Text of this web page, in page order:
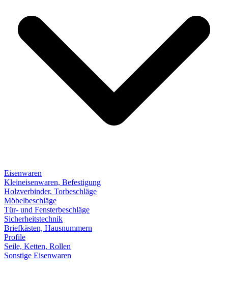
Eisenwaren
Kleineisenwaren, Befestigung
Holzverbinder, Torbeschläge
Möbelbeschläge
Tür- und Fensterbeschläge
Sicherheitstechnik
Briefkästen, Hausnummern
Profile
Seile, Ketten, Rollen
Sonstige Eisenwaren